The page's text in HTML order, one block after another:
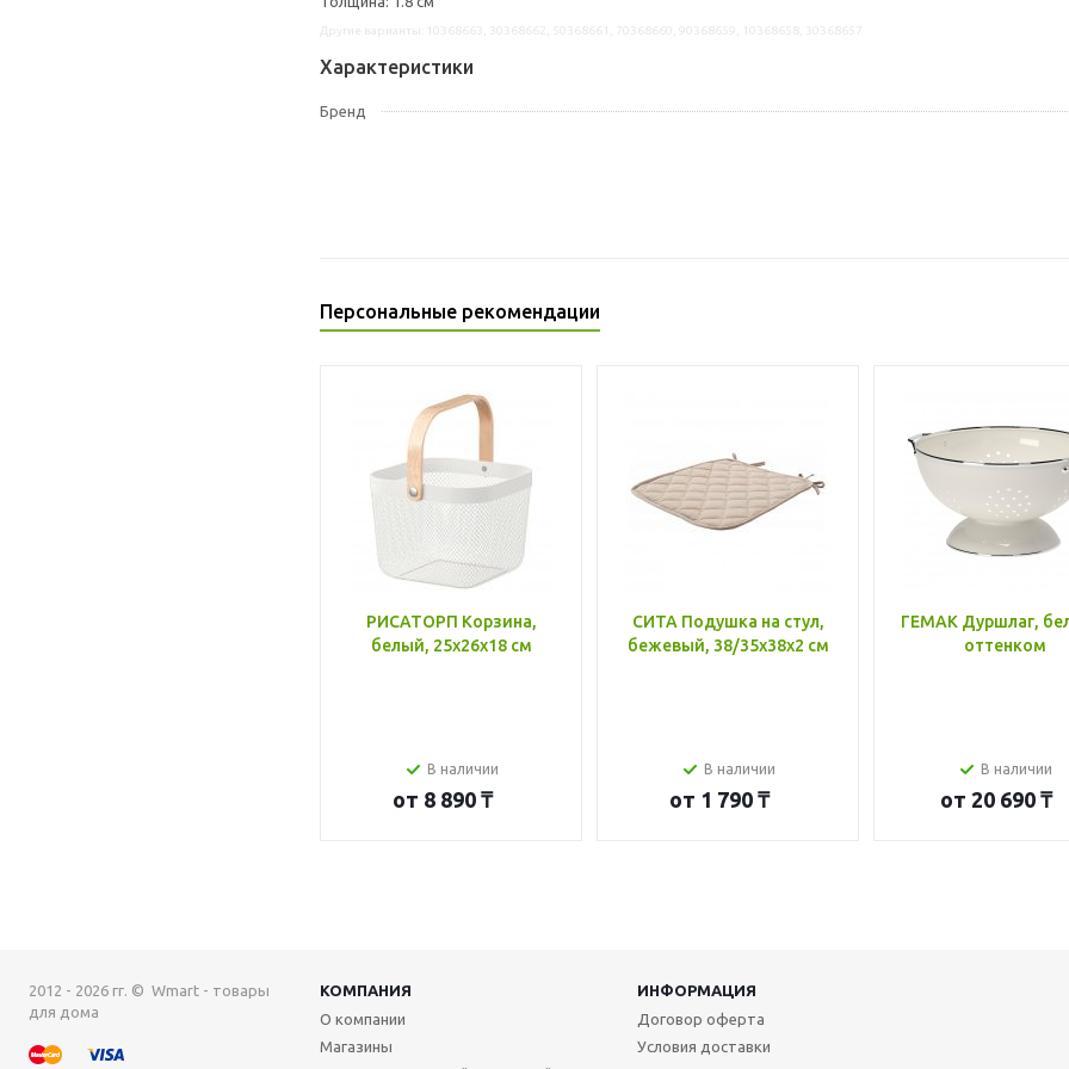
Характеристики
Бренд
Персональные рекомендации
РИСАТОРП Корзина,
белый, 25x26x18 см
В наличии
от 8 890 ₸
СИТА Подушка на стул,
бежевый, 38/35x38x2 см
В наличии
от 1 790 ₸
ГЕМАК Дуршлаг,
оттенком
В наличии
от 20 690 ₸
2012 - 2026 гг. © Wmart - товары
для дома
КОМПАНИЯ
ИНФОРМАЦИЯ
О компании
Магазины
Договор оферта
Условия доставки